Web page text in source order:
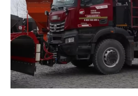
Вместимость кузова, м3
Направление разгрузки
Колесная формула